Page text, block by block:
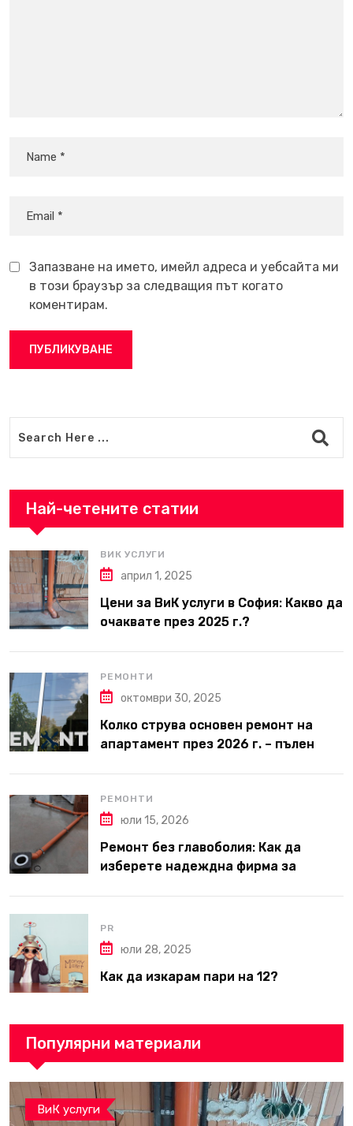
Запазване на името, имейл адреса и уебсайта ми
в този браузър за следващия път когато
коментирам.
Най-четените статии
ВИК УСЛУГИ
април 1, 2025
Цени за ВиК услуги в София: Какво да
очаквате през 2025 г.?
РЕМОНТИ
октомври 30, 2025
Колко струва основен ремонт на
апартамент през 2026 г. – пълен
РЕМОНТИ
юли 15, 2026
Ремонт без главоболия: Как да
изберете надеждна фирма за
PR
юли 28, 2025
Как да изкарам пари на 12?
Популярни материали
ВиК услуги